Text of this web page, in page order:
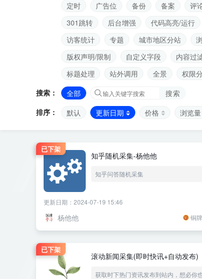
定时
广告位 备份 备案 评
301跳转
后台增强 代码高亮/运行
访客统计
专题 城市地区分站
版权声明/限制
自定义字段 内容过
标题处理
站外调用 全景 权限
搜索：
全部
搜索
排序：
默认 更新日期 价格 浏览量
已下架
知乎随机采集-杨他他
知乎问答随机采集
更新日期：2024-07-19 15:46
杨他他 铜
已下架
滚动新闻采集(即时快讯+自动发布)
获取时下热门资讯发布到站内，想必你